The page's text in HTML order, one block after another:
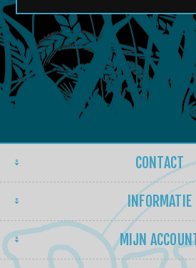
CONTACT
INFORMATIE
MIJN